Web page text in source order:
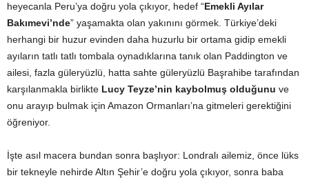
heyecanla Peru’ya doğru yola çıkıyor, hedef “Emekli Ayılar
Bakımevi’nde” yaşamakta olan yakınını görmek. Türkiye’deki
herhangi bir huzur evinden daha huzurlu bir ortama gidip emekli
ayıların tatlı tatlı tombala oynadıklarına tanık olan Paddington ve
ailesi, fazla güleryüzlü, hatta sahte güleryüzlü Başrahibe tarafından
karşılanmakla birlikte Lucy Teyze’nin kaybolmuş olduğunu ve
onu arayıp bulmak için Amazon Ormanları’na gitmeleri gerektiğini
öğreniyor.
İşte asıl macera bundan sonra başlıyor: Londralı ailemiz, önce lüks
bir tekneyle nehirde Altın Şehir’e doğru yola çıkıyor, sonra baba